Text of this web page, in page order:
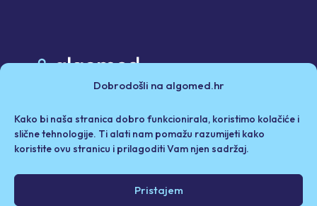
Dobrodošli na algomed.hr
Kako bi naša stranica dobro funkcionirala, koristimo kolačiće i
slične tehnologije. Ti alati nam pomažu razumijeti kako
koristite ovu stranicu i prilagoditi Vam njen sadržaj.
Pristajem
Politika privatnosti i kolačići
Iza Algomeda
Odricanje od odgovornosti / Uvjeti korištenja